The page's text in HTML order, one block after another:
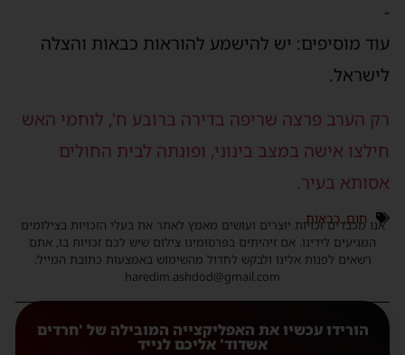
-
עוד מוסיפים: יש להישמע להוראות כבאות והצלה
לישראל.
רק הערב פרצה שריפה בדירה ברובע ח', לוחמי האש
חילצו אישה במצב בינוני, ופונתה לבית החולים
אסותא בעיר.
חום, כבאות
אנו מכבדים זכויות יוצרים ועושים מאמץ לאתר את בעלי הזכויות בצילומים
המגיעים לידינו. אם זיהיתים בפרסומינו צילום שיש לכם זכויות בו, אתם
רשאים לפנות אלינו ולבקש לחדול מהשימוש באמצעות כתובת המייל:
haredim.ashdod@gmail.com
הורידו עכשיו את האפליקצייה המובילה של 'חרדים
אשדוד' אליכם לנייד